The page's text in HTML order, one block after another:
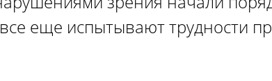
еще испытывают трудности